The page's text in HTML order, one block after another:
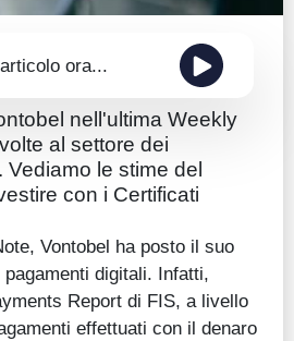
ora...
nell'ultima Weekly
al settore dei
le stime del
con i Certificati
Vontobel ha posto il suo
digitali. Infatti,
Report di FIS, a livello
effettuati con il denaro